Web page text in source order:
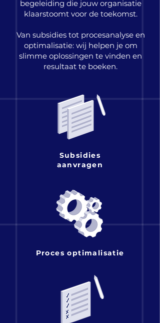
begeleiding die jouw organisatie
klaarstoomt voor de toekomst.
Van subsidies tot procesanalyse en
optimalisatie: wij helpen je om
slimme oplossingen te vinden en
resultaat te boeken.
Subsidies
aanvragen
Proces optimalisatie